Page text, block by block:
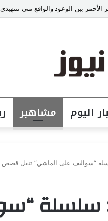
الأحمر بين الوعود والواقع متى
اليوم مشاهير
على الماشي” تنقل قصص مؤثرة بأكثر من
سلسلة